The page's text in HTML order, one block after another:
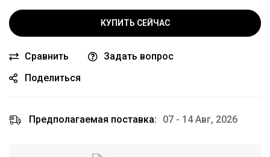
КУПИТЬ СЕЙЧАС
Сравнить
Задать вопрос
Поделиться
Предполагаемая поставка: 07 - 14 Авг, 2026